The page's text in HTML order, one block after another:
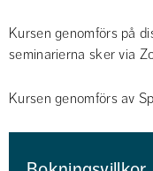
Kursen genomförs på
seminarierna sker via
Kursen genomförs av